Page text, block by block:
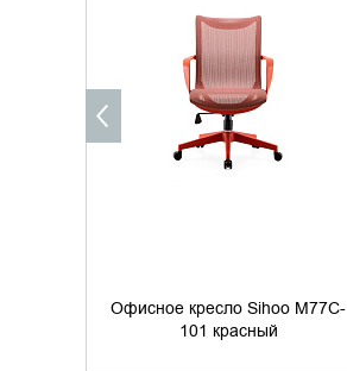
Офисное кресло Sihoo M77C-
101 красный
УТОЧНИТЬ НАЛИЧИЕ